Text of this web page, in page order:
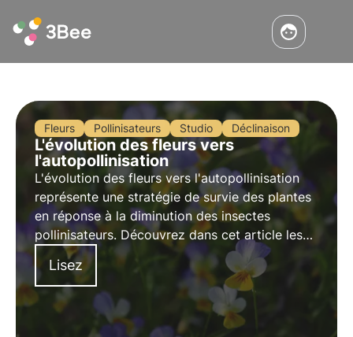
Fleurs Pollinisateurs Studio Déclinaison
L'évolution des fleurs vers
l'autopollinisation
L'évolution des fleurs vers l'autopollinisation
représente une stratégie de survie des plantes
en réponse à la diminution des insectes
pollinisateurs. Découvrez dans cet article les
implications de ce phénomène pour la
biodiversité et l'écosystème.
Lisez